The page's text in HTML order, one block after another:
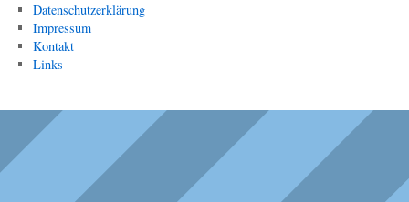
Datenschutzerklärung
Impressum
Kontakt
Links